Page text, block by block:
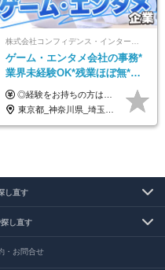
ゲーム・エンタメ会社の事務*
業界未経験OK*残業ほぼ無*土
日祝休み*服装髪型ネイル自由
*好きが活かせる☆
◎経験をお持ちの方は前職給与を考慮します！ 月給21万円～40万円＋残業代＋賞与 ＜評価は『総合評価』を採用＞ 当社では一人ひとりのスキルや貢献度に見合った『総合評価』を行っています。 担当者と定期的に面談を行うため「評価のポイント」や「今後の課題」なども明確。 評価の結果は昇給・賞与でしっかり反映いたします。
東京都_神奈川県_埼玉県_千葉県_大阪府_兵庫県_京都府_福岡県
し直す
し直す
・お問合せ